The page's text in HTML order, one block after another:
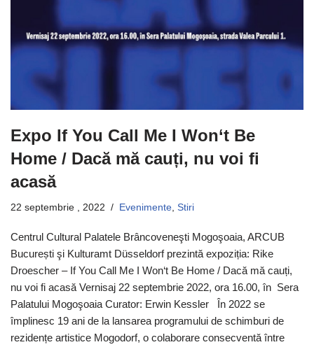
Expo If You Call Me I Won‘t Be
Home / Dacă mă cauți, nu voi fi
acasă
22 septembrie , 2022 Evenimente Stiri
Centrul Cultural Palatele Brâncoveneşti Mogoşoaia, ARCUB
București şi Kulturamt Düsseldorf prezintă expoziția: Rike
Droescher – If You Call Me I Won‘t Be Home / Dacă mă cauți,
nu voi fi acasă Vernisaj 22 septembrie 2022, ora 16.00, în Sera
Palatului Mogoşoaia Curator: Erwin Kessler În 2022 se
împlinesc 19 ani de la lansarea programului de schimburi de
rezidențe artistice Mogodorf, o colaborare consecventă între